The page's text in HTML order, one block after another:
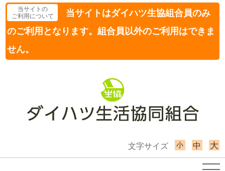
当サイトの
ご利用について
当サイトはダイハツ生協組合員のみ
のご利用となります。組合員以外のご利用はできま
せん。
文字サイズ 小 中 大